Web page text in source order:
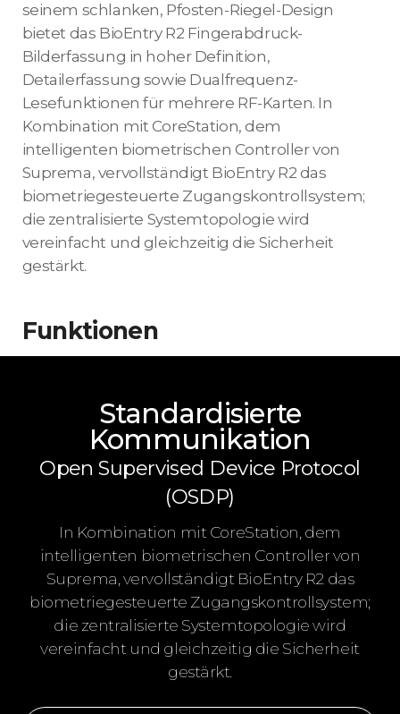
seinem schlanken, Pfosten-Riegel-Design
bietet das BioEntry R2 Fingerabdruck-
Bilderfassung in hoher Definition,
Detailerfassung sowie Dualfrequenz-
Lesefunktionen für mehrere RF-Karten. In
Kombination mit CoreStation, dem
intelligenten biometrischen Controller von
Suprema, vervollständigt BioEntry R2 das
biometriegesteuerte Zugangskontrollsystem;
die zentralisierte Systemtopologie wird
vereinfacht und gleichzeitig die Sicherheit
gestärkt.
Funktionen
Standardisierte
Kommunikation
Open Supervised Device Protocol
(OSDP)
In Kombination mit CoreStation, dem
intelligenten biometrischen Controller von
Suprema, vervollständigt BioEntry R2 das
biometriegesteuerte Zugangskontrollsystem;
die zentralisierte Systemtopologie wird
vereinfacht und gleichzeitig die Sicherheit
gestärkt.